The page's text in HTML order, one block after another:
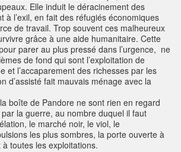
Elle induit le déracinement des
à l’exil, en fait des réfugiés économiques
de travail. Trop souvent ces malheureux
grâce à une aide humanitaire. Cette
parer au plus pressé dans l’urgence, ne
de fond qui sont l’exploitation de
et l’accaparement des richesses par les
d’assisté fait mauvais ménage avec la
boîte de Pandore ne sont rien en regard
la guerre, au nombre duquel il faut
le marché noir, le viol, le
les plus sombres, la porte ouverte à
toutes les exploitations.